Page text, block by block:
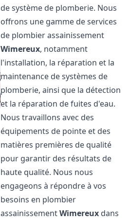
de système de plomberie. Nous
offrons une gamme de services
de plombier assainissement
Wimereux, notamment
l'installation, la réparation et la
maintenance de systèmes de
plomberie, ainsi que la détection
et la réparation de fuites d'eau.
Nous travaillons avec des
équipements de pointe et des
matières premières de qualité
pour garantir des résultats de
haute qualité. Nous nous
engageons à répondre à vos
besoins en plombier
assainissementWimereux dans